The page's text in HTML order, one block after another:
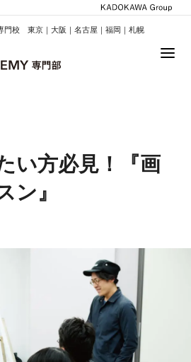
門校 東京｜大阪｜名古屋｜福岡｜札幌
い方必見！『画
ン』